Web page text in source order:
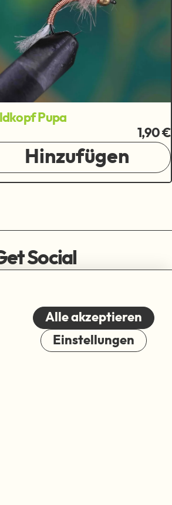
Pupa
1,90 €
Hinzufügen
Social
Cookies
Alle akzeptieren
Einstellungen